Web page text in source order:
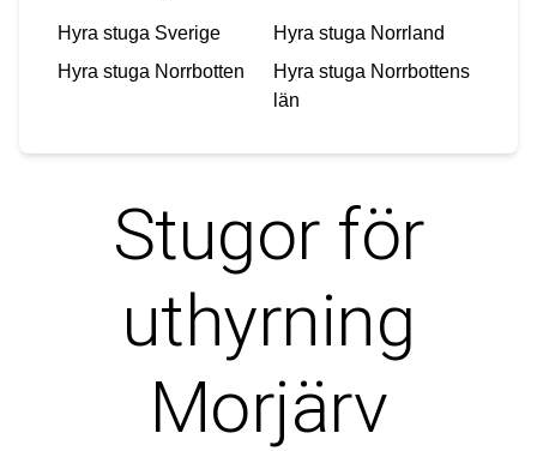
Hyra stuga Sverige Hyra stuga Norrland
Hyra stuga Norrbotten Hyra stuga Norrbottens
län
Stugor för
uthyrning
Morjärv